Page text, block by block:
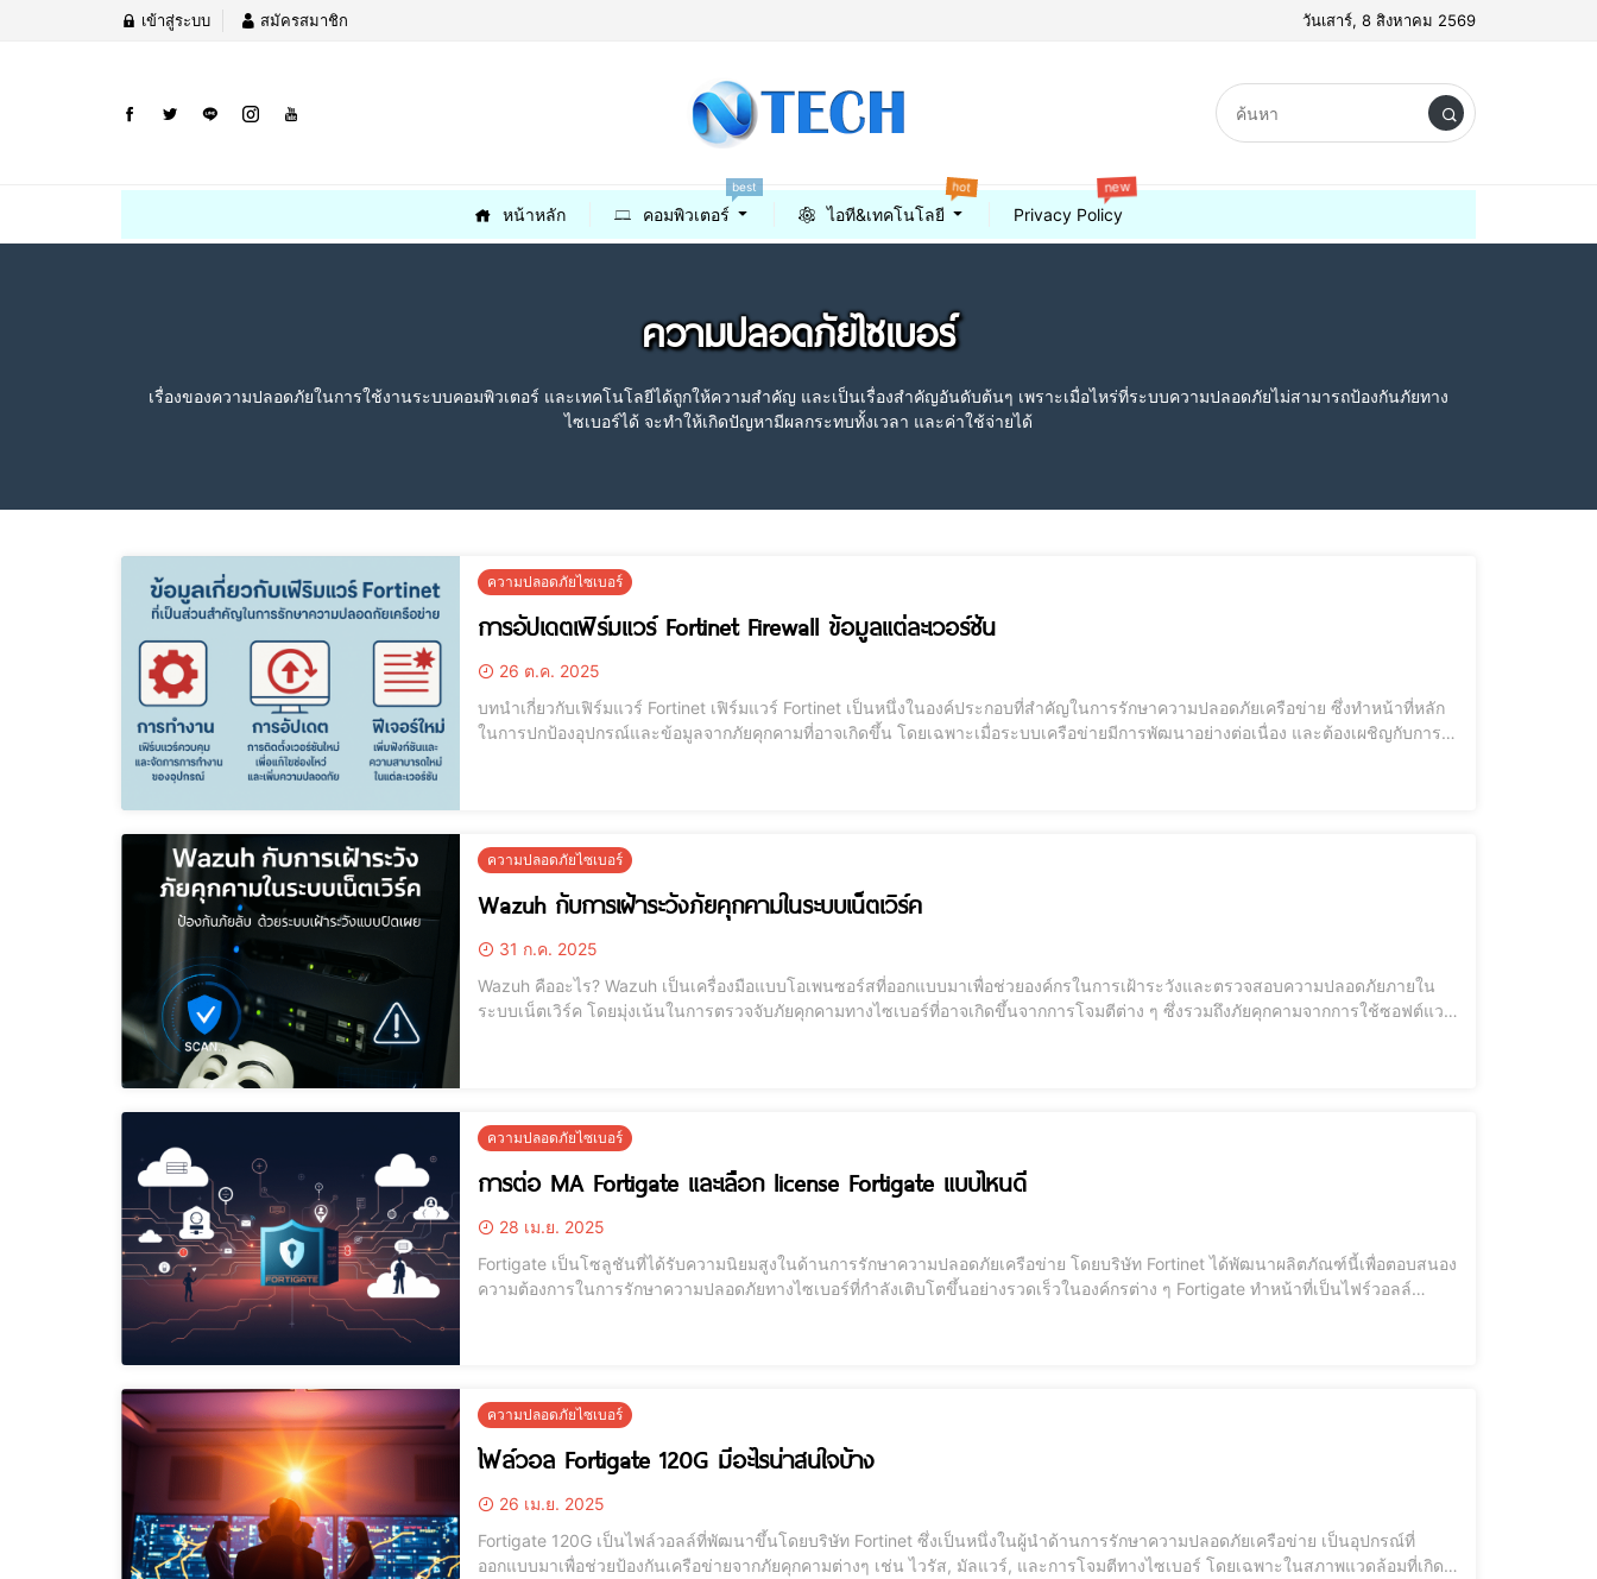
เข้าสู่ระบบ สมัครสมาชิก วันเสาร์, 8 สิงหาคม 2569
หน้าหลัก คอมพิวเตอร์
best
ไอที&เทคโนโลยี
hot
Privacy Policy
new
ความปลอดภัยไซเบอร์
เรื่องของความปลอดภัยในการใช้งานระบบคอมพิวเตอร์ และเทคโนโลยีได้ถูกให้ความสำคัญ และเป็นเรื่องสำคัญอันดับต้นๆ เพราะเมื่อไหร่ที่ระบบความปลอดภัยไม่สามารถป้องกันภัยทาง
ไซเบอร์ได้ จะทำให้เกิดปัญหามีผลกระทบทั้งเวลา และค่าใช้จ่ายได้
ความปลอดภัยไซเบอร์
การอัปเดตเฟิร์มแวร์ Fortinet Firewall ข้อมูลแต่ละเวอร์ชัน
26 ต.ค. 2025
บทนำเกี่ยวกับเฟิร์มแวร์ Fortinet เฟิร์มแวร์ Fortinet เป็นหนึ่งในองค์ประกอบที่สำคัญในการรักษาความปลอดภัยเครือข่าย ซึ่งทำหน้าที่หลัก
ในการปกป้องอุปกรณ์และข้อมูลจากภัยคุกคามที่อาจเกิดขึ้น โดยเฉพาะเมื่อระบบเครือข่ายมีการพัฒนาอย่างต่อเนื่อง และต้องเผชิญกับการ
ความปลอดภัยไซเบอร์
Wazuh กับการเฝ้าระวังภัยคุกคามในระบบเน็ตเวิร์ค
31 ก.ค. 2025
Wazuh คืออะไร? Wazuh เป็นเครื่องมือแบบโอเพนซอร์สที่ออกแบบมาเพื่อช่วยองค์กรในการเฝ้าระวังและตรวจสอบความปลอดภัยภายใน
ระบบเน็ตเวิร์ค โดยมุ่งเน้นในการตรวจจับภัยคุกคามทางไซเบอร์ที่อาจเกิดขึ้นจากการโจมตีต่าง ๆ ซึ่งรวมถึงภัยคุกคามจากการใช้ซอฟต์แวร์
ความปลอดภัยไซเบอร์
การต่อ MA Fortigate และเลือก license Fortigate แบบไหนดี
28 เม.ย. 2025
Fortigate เป็นโซลูชันที่ได้รับความนิยมสูงในด้านการรักษาความปลอดภัยเครือข่าย โดยบริษัท Fortinet ได้พัฒนาผลิตภัณฑ์นี้เพื่อตอบสนอง
ความต้องการในการรักษาความปลอดภัยทางไซเบอร์ที่กำลังเติบโตขึ้นอย่างรวดเร็วในองค์กรต่าง ๆ Fortigate ทำหน้าที่เป็นไฟร์วอลล์
ความปลอดภัยไซเบอร์
ไฟล์วอล Fortigate 120G มีอะไรน่าสนใจบ้าง
26 เม.ย. 2025
Fortigate 120G เป็นไฟล์วอลล์ที่พัฒนาขึ้นโดยบริษัท Fortinet ซึ่งเป็นหนึ่งในผู้นำด้านการรักษาความปลอดภัยเครือข่าย เป็นอุปกรณ์ที่
ออกแบบมาเพื่อช่วยป้องกันเครือข่ายจากภัยคุกคามต่างๆ เช่น ไวรัส, มัลแวร์, และการโจมตีทางไซเบอร์ โดยเฉพาะในสภาพแวดล้อมที่เกิด